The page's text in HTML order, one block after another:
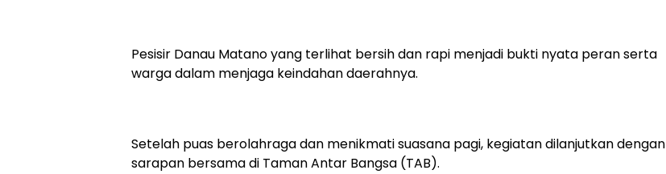
Pesisir Danau Matano yang terlihat bersih dan rapi menjadi bukti nyata peran serta
warga dalam menjaga keindahan daerahnya.
Setelah puas berolahraga dan menikmati suasana pagi, kegiatan dilanjutkan dengan
sarapan bersama di Taman Antar Bangsa (TAB).